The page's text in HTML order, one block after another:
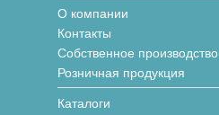
О компании
Контакты
Собственное производство
Розничная продукция
Каталоги